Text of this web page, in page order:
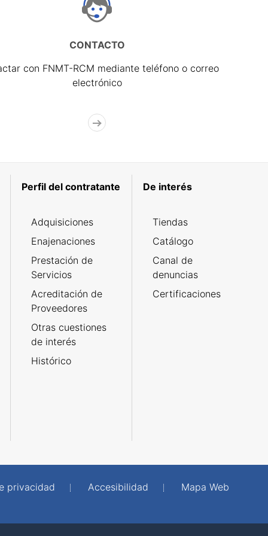
CONTACTO
con FNMT-RCM mediante teléfono o correo
electrónico
Perfil del contratante
Adquisiciones
Enajenaciones
Prestación de
Servicios
Acreditación de
Proveedores
Otras cuestiones
de interés
Histórico
De interés
Tiendas
Catálogo
Canal de
denuncias
Certificaciones
privacidad Accesibilidad
Mapa Web